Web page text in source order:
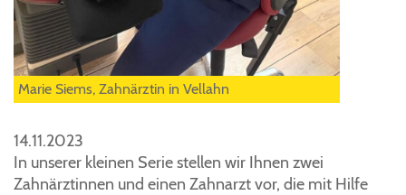
Marie Siems, Zahnärztin in Vellahn
14.11.2023
In unserer kleinen Serie stellen wir Ihnen zwei
Zahnärztinnen und einen Zahnarzt vor, die mit Hilfe